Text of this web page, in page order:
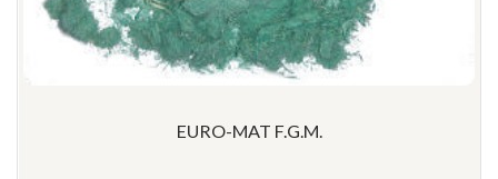
EURO-MAT F.G.M.